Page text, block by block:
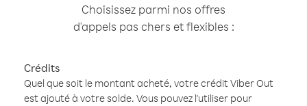
Choisissez parmi nos offres
d'appels pas chers et flexibles :
Crédits
Quel que soit le montant acheté, votre crédit Viber Out
est ajouté à votre solde. Vous pouvez l'utiliser pour